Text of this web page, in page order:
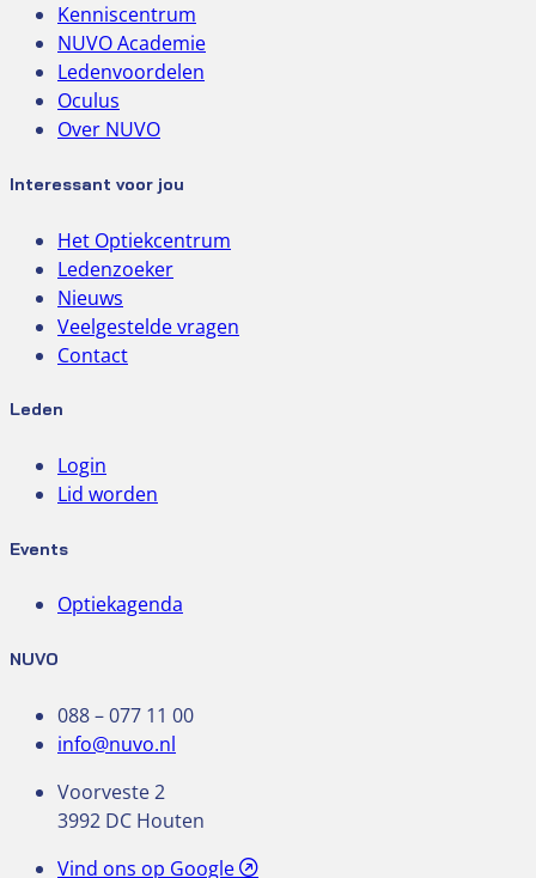
Kenniscentrum
NUVO Academie
Ledenvoordelen
Oculus
Over NUVO
Interessant voor jou
Het Optiekcentrum
Ledenzoeker
Nieuws
Veelgestelde vragen
Contact
Leden
Login
Lid worden
Events
Optiekagenda
NUVO
088 – 077 11 00
info@nuvo.nl
Voorveste 2
3992 DC Houten
Vind ons op Google